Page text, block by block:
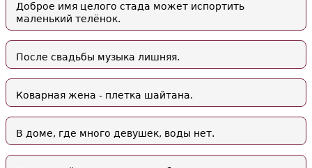
Доброе имя целого стада может испортить
маленький телёнок.
После свадьбы музыка лишняя.
Коварная жена - плетка шайтана.
В доме, где много девушек, воды нет.